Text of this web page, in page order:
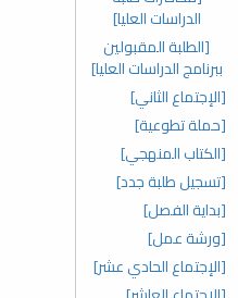
الدراسات العليا]
[الطلبة المقبولين
ببرنامج الدراسات العليا]
[الإجتماع الثاني]
[حملة تطوعية]
[الكتاب المنهجي]
[تسجيل طلبة جدد]
[بداية الفصل]
[ورشة عمل]
[الإجتماع الحادي عشر]